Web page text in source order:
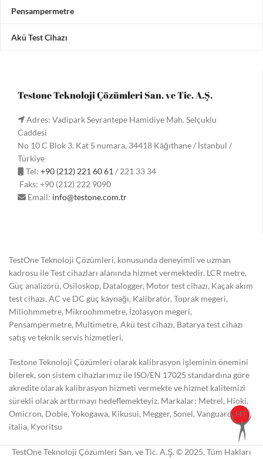
Pensampermetre
Akü Test Cihazı
Testone Teknoloji Çözümleri San. ve Tic. A.Ş.
Adres: Vadipark Seyrantepe Hamidiye Mah. Selçuklu
Caddesi
No 10 C Blok 3. Kat 5 numara, 34418 Kâğıthane / İstanbul /
Türkiye
Tel: +90 (212) 221 60 61 / 221 33 34
Faks: +90 (212) 222 9090
Email: info@testone.com.tr
TestOne Teknoloji Çözümleri, konusunda deneyimli ve uzman
kadrosu ile Test cihazları alanında hizmet vermektedir. LCR metre,
Güç analizörü, Osiloskop, Datalogger, Motor test cihazı, Kaçak akım
test cihazı, AC ve DC güç kaynağı, Kalibratör, Toprak megeri,
Miliohmmetre, Mikroohmmetre, İzolasyon megeri,
Pensampermetre, Multimetre, Akü test cihazı, Batarya test cihazı
satış ve teknik servis hizmetleri.
Testone Teknoloji Çözümleri olarak kalibrasyon işleminin önemini
bilerek, son sistem cihazlarımız ile ISO/EN 17025 standardına göre
akredite olarak kalibrasyon hizmeti vermekte ve hizmet kalitemizi
sürekli olarak arttırmayı hedeflemekteyiz. Markalar: Metrel, Hioki,
Omicron, Doble, Yokogawa, Kikusui, Megger, Sonel, Vanguard, HT
italia, Kyoritsu
TestOne Teknoloji Çözümleri San. ve Tic. A.Ş. © 2025. Tüm Hakları